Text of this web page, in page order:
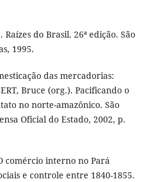
do Brasil. 26ª edição. São
1995.
das mercadorias:
Bruce (org.). Pacificando o
no norte-amazônico. São
Oficial do Estado, 2002, p.
comércio interno no Pará
e controle entre 1840-1855.